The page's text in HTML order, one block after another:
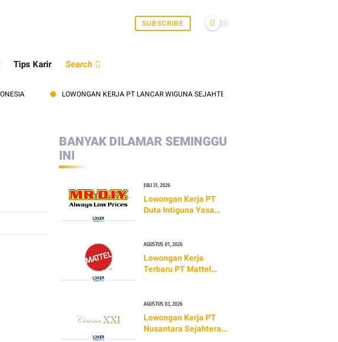
SUBSCRIBE
Tips Karir Search
LOWONGAN KERJA PT LANCAR WIGUNA SEJAHTERA (LAWSON INDONESIA) TERBARU 2026
BANYAK DILAMAR SEMINGGU
INI
JULI 31, 2026
Lowongan Kerja PT
Duta Intiguna Yasa
AGUSTUS 01, 2026
Lowongan Kerja
Terbaru PT Mattel
AGUSTUS 03, 2026
Lowongan Kerja PT
Nusantara Sejahtera